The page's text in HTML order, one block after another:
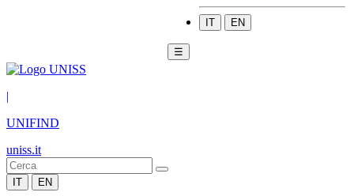
IT EN
☰
|
UNIFIND
uniss.it
IT EN